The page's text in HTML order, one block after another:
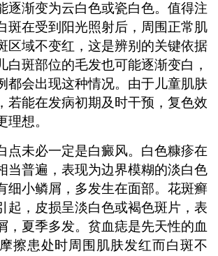
逐渐变为云白色或瓷白色。值得注
斑在受到阳光照射后，周围正常肌
区域不变红，这是辨别的关键依据
白斑部位的毛发也可能逐渐变白，
都会出现这种情况。由于儿童肌肤
若能在发病初期及时干预，复色效
理想。
点未必一定是白癜风。白色糠疹在
当普遍，表现为边界模糊的淡白色
细小鳞屑，多发生在面部。花斑癣
起，皮损呈淡白色或褐色斑片，表
，夏季多发。贫血痣是先天性的血
擦患处时周围肌肤发红而白斑不